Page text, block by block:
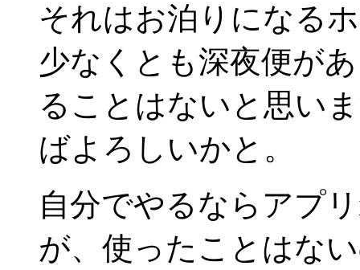
それはお泊りになる
少なくとも深夜便が
ることはないと思い
ばよろしいかと。
自分でやるならアプ
が、使ったことはな